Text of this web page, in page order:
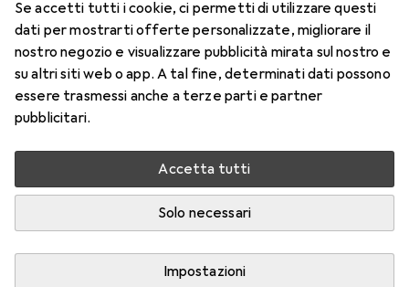
Se accetti tutti i cookie, ci permetti di utilizzare questi
dati per mostrarti offerte personalizzate, migliorare il
nostro negozio e visualizzare pubblicità mirata sul nostro e
su altri siti web o app. A tal fine, determinati dati possono
essere trasmessi anche a terze parti e partner
pubblicitari.
Accetta tutti
Solo necessari
Impostazioni
Accessori per Creativ Company
argilla espansa
Qui trovi accessori adatti per il prodotto Creativ
Company argilla espansa.
Rilevanza
Elenco dei prodotti
Nessun prodotto trovato